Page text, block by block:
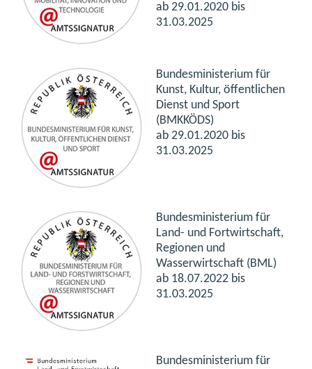
ab 29.01.2020 bis
31.03.2025
Bundesministerium für
Kunst, Kultur, öffentlichen
Dienst und Sport
(BMKKÖDS)
ab 29.01.2020 bis
31.03.2025
Bundesministerium für
Land- und Fortwirtschaft,
Regionen und
Wasserwirtschaft (BML)
ab 18.07.2022 bis
31.03.2025
Bundesministerium für